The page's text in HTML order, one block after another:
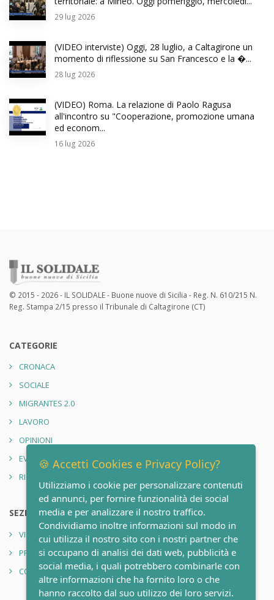
29 lug 2026
(VIDEO interviste) Oggi, 28 luglio, a Caltagirone un
momento di riflessione su San Francesco e la �...
28 lug 2026
(VIDEO) Roma. La relazione di Paolo Ragusa
all'incontro su "Cooperazione, promozione umana
ed econom...
16 lug 2026
© 2015 - 2026 - IL SOLIDALE - Buone nuove di Sicilia - Reg. N. 610/215 N.
Reg. Stampa 2/15 presso il Tribunale di Caltagirone (CT)
CATEGORIE
CRONACA
SOCIALE
MIGRANTES 2.0
LAVORO
OPINIONI
EVENTI
RIONE SANITÀ 2.0
SEZIONI
VIDEO
PRIVACY POLICY
CONTATTI
🍪 Accetti Cookies e Privacy Policy?
Utilizziamo i cookie per personalizzare contenuti
ed annunci, per fornire funzionalità dei social
media e per analizzare il nostro traffico.
Condividiamo inoltre informazioni sul modo in
cui utilizza il nostro sito con i nostri partner che
si occupano di analisi dei dati web, pubblicità e
social media, i quali potrebbero combinarle con
altre informazioni che ha fornito loro o che
hanno raccolto dal suo utilizzo dei loro servizi.